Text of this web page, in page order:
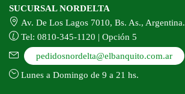
SUCURSAL NORDELTA
Av. De Los Lagos 7010, Bs. As., Argentina.
Tel: 0810-345-1120 | Opción 5
pedidosnordelta@elbanquito.com.ar
Lunes a Domingo de 9 a 21 hs.